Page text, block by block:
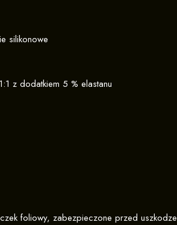
silikonowe
z dodatkiem 5 % elastanu
foliowy, zabezpieczone przed